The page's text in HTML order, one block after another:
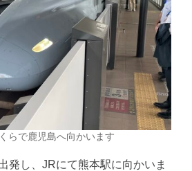
らで鹿児島へ向かいます
発し、JRにて熊本駅に向かいま